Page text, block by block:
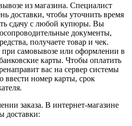
из магазина. Специалист
доставки, чтобы уточнить время
сдачу с любой купюры. Вы
документы,
получаете товар и чек.
при самовывозе или оформлении в
карты. Чтобы оплатить
вас на сервер системы
ввести номер карты, срок
заказа. В интернет-магазине
доставки: